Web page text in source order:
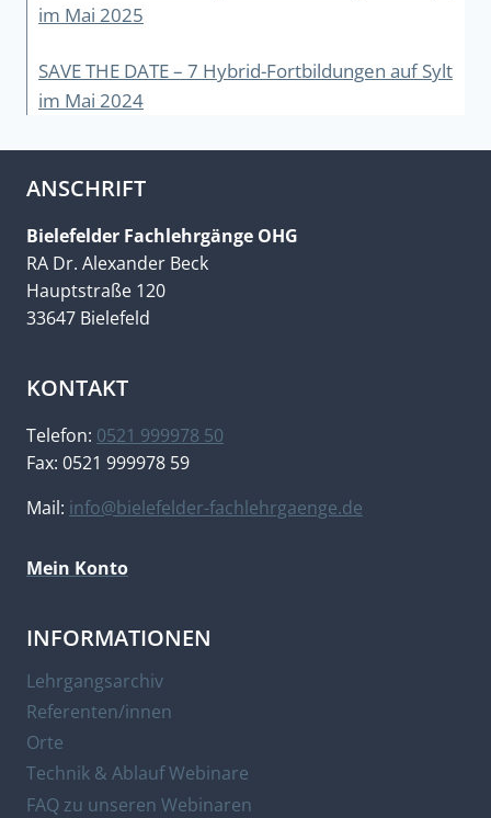
im Mai 2025
SAVE THE DATE – 7 Hybrid-Fortbildungen auf Sylt
im Mai 2024
ANSCHRIFT
Bielefelder Fachlehrgänge OHG
RA Dr. Alexander Beck
Hauptstraße 120
33647 Bielefeld
KONTAKT
Telefon: 0521 999978 50
Fax: 0521 999978 59
Mail: info@bielefelder-fachlehrgaenge.de
Mein Konto
INFORMATIONEN
Lehrgangsarchiv
Referenten/innen
Orte
Technik & Ablauf Webinare
FAQ zu unseren Webinaren